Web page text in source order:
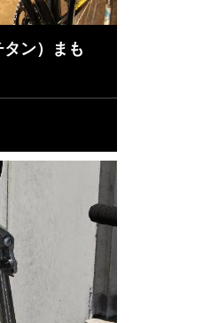
ン）まも